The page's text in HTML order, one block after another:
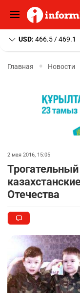
USD: 466.5 / 469.1
Главная Новости
2 мая 2016, 15:05
Отечества